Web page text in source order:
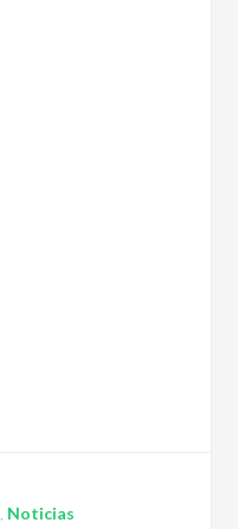
Noticias